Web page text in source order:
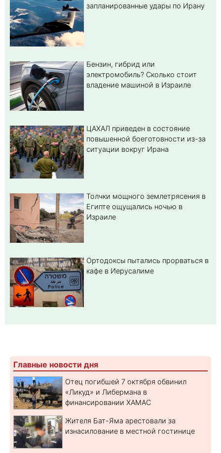
запланированные удары по Ирану
Бензин, гибрид или
электромобиль? Cколько стоит
владение машиной в Израиле
ЦАХАЛ приведен в состояние
повышенной боеготовности из-за
ситуации вокруг Ирана
Толчки мощного землетрясения в
Египте ощущались ночью в
Израиле
Ортодоксы пытались прорваться в
кафе в Иерусалиме
Главные новости дня
Отец погибшей 7 октября обвинил
«Ликуд» и Либермана в
финансировании ХАМАС
Жителя Бат-Яма арестовали за
изнасилование в местной гостинице